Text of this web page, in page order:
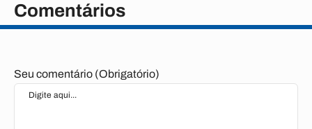
Comentários
Seu comentário (Obrigatório)